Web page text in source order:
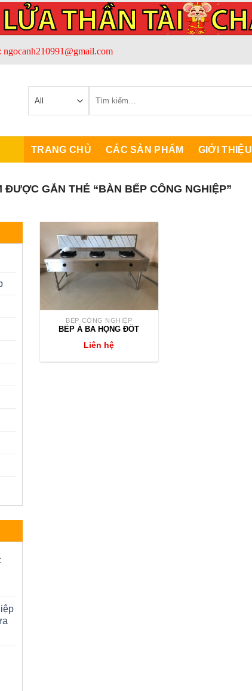
ngocanh210991@gmail.com
kiếm:
TRANG CHỦ CÁC SẢN PHẨM GIỚI THIỆU
ĐƯỢC GẮN THẺ “BÀN BẾP CÔNG NGHIỆP”
BẾP CÔNG NGHIỆP
BẾP Á BA HỌNG ĐỐT
Liên hệ